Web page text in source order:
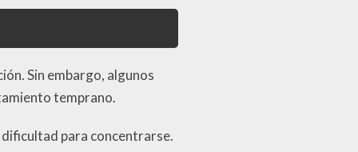
Sin embargo, algunos
temprano.
para concentrarse.